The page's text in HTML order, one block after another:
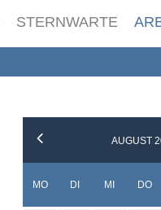
STERNWARTE
AUGUST
MONTAGDIENSTAG
MI TTWOCH
DO